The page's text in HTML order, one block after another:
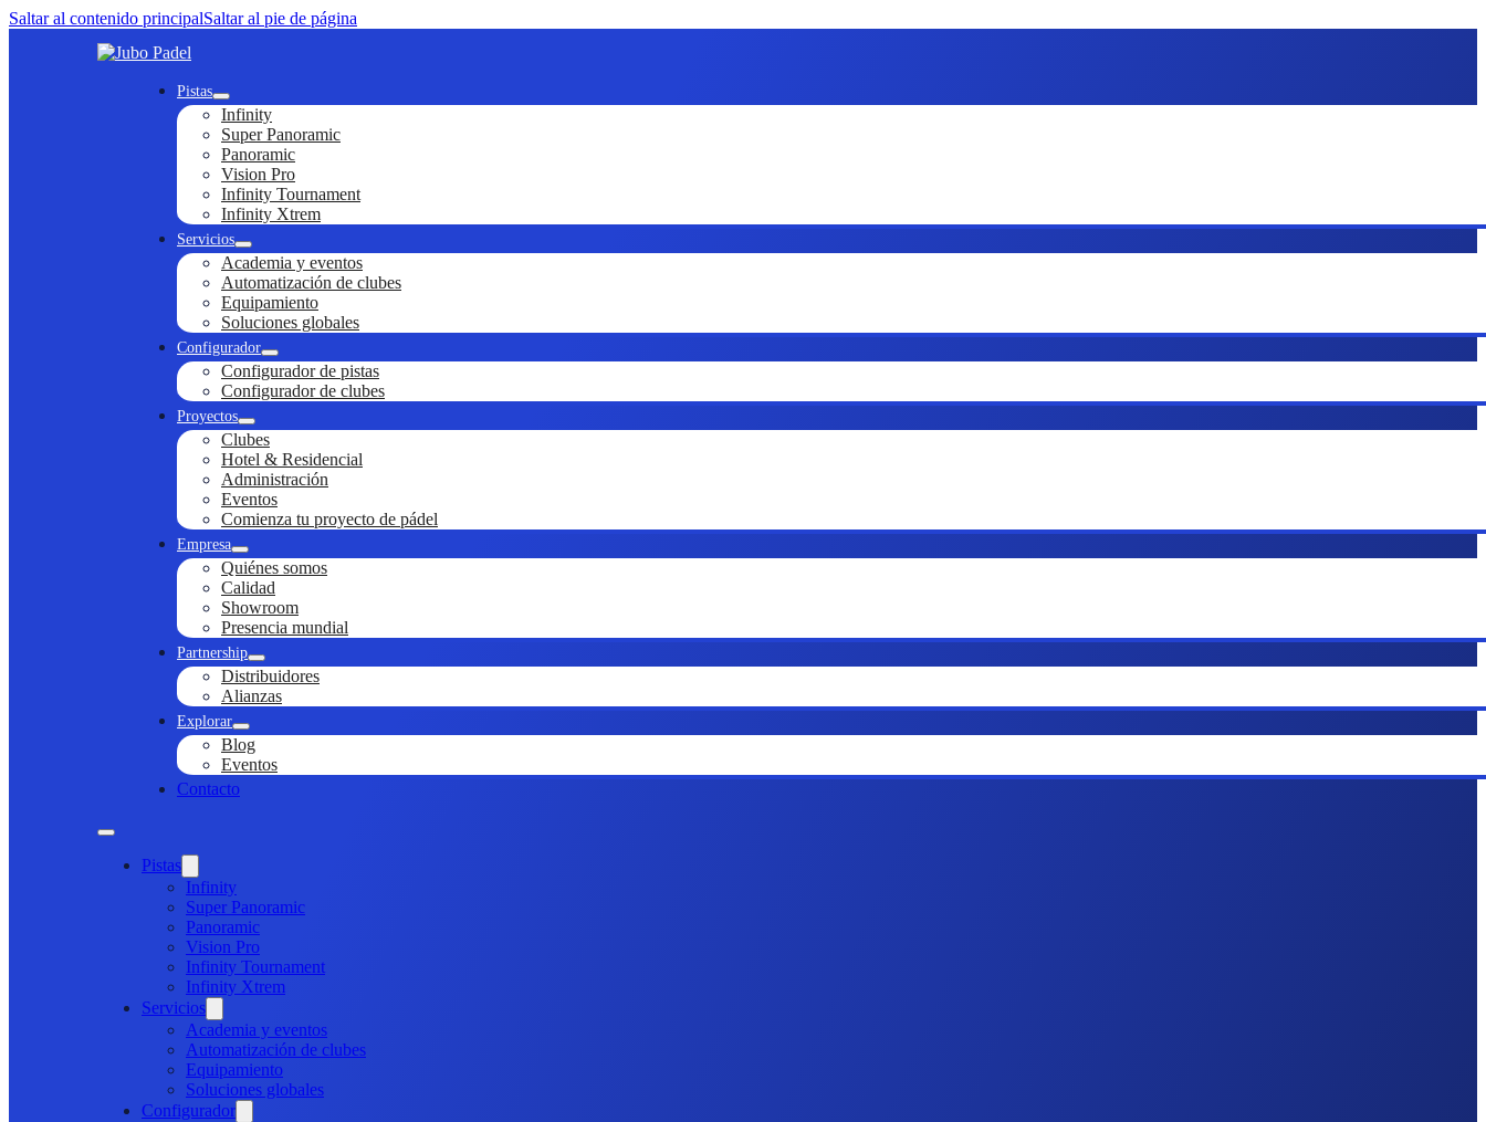
Saltar al contenido principalSaltar al pie de página
Pistas
Infinity
Super Panoramic
Panoramic
Vision Pro
Infinity Tournament
Infinity Xtrem
Servicios
Academia y eventos
Automatización de clubes
Equipamiento
Soluciones globales
Configurador
Configurador de pistas
Configurador de clubes
Proyectos
Clubes
Hotel & Residencial
Administración
Eventos
Comienza tu proyecto de pádel
Empresa
Quiénes somos
Calidad
Showroom
Presencia mundial
Partnership
Distribuidores
Alianzas
Explorar
Blog
Eventos
Contacto
Pistas
Infinity
Super Panoramic
Panoramic
Vision Pro
Infinity Tournament
Infinity Xtrem
Servicios
Academia y eventos
Automatización de clubes
Equipamiento
Soluciones globales
Configurador